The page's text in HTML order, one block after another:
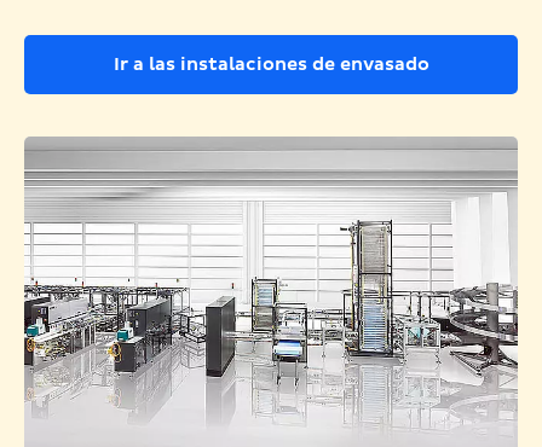
Ir a las instalaciones de envasado